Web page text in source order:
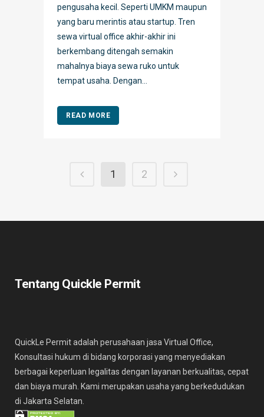
pengusaha kecil. Seperti UMKM maupun
yang baru merintis atau startup. Tren
sewa virtual office akhir-akhir ini
berkembang ditengah semakin
mahalnya biaya sewa ruko untuk
tempat usaha. Dengan...
READ MORE
1 2
Tentang Quickle Permit
QuickLe Permit adalah perusahaan jasa Virtual Office,
Konsultasi hukum di bidang korporasi yang menyediakan
berbagai keperluan legalitas dengan layanan berkualitas, cepat
dan biaya murah. Kami merupakan usaha yang berkedudukan
di Jakarta Selatan.